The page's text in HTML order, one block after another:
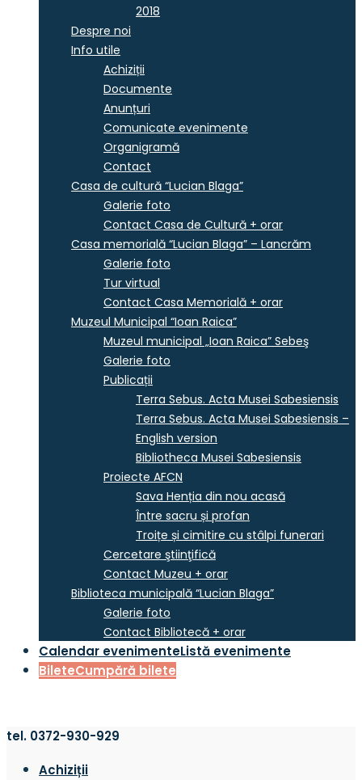
2018
Despre noi
Info utile
Achiziții
Documente
Anunțuri
Comunicate evenimente
Organigramă
Contact
Casa de cultură “Lucian Blaga”
Galerie foto
Contact Casa de Cultură + orar
Casa memorială “Lucian Blaga” – Lancrăm
Galerie foto
Tur virtual
Contact Casa Memorială + orar
Muzeul Municipal “Ioan Raica”
Muzeul municipal „Ioan Raica” Sebeş
Galerie foto
Publicații
Terra Sebus. Acta Musei Sabesiensis
Terra Sebus. Acta Musei Sabesiensis –
English version
Bibliotheca Musei Sabesiensis
Proiecte AFCN
Sava Henția din nou acasă
Între sacru și profan
Troițe și cimitire cu stâlpi funerari
Cercetare ştiinţifică
Contact Muzeu + orar
Biblioteca municipală “Lucian Blaga”
Galerie foto
Contact Bibliotecă + orar
Calendar evenimenteListă evenimente
BileteCumpără bilete
tel. 0372-930-929
Achiziții